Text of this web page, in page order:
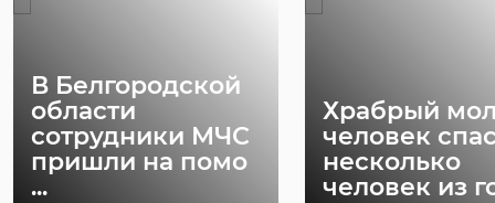
В Белгородской
области
сотрудники МЧС
пришли на помо
...
Храбрый
человек
несколько
человек из